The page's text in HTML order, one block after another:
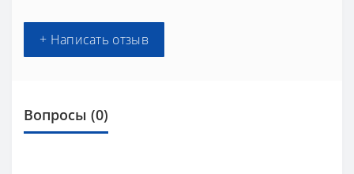
+ Написать отзыв
Вопросы (0)